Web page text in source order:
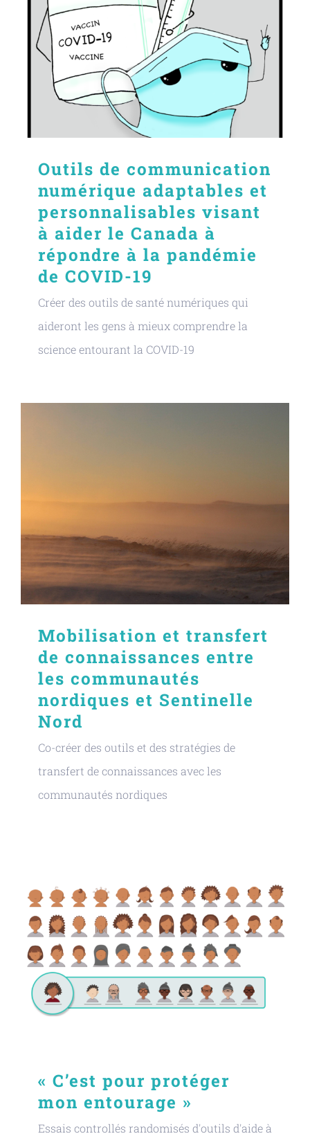
Outils de communication
numérique adaptables et
personnalisables visant
à aider le Canada à
répondre à la pandémie
de COVID-19
Créer des outils de santé numériques qui
aideront les gens à mieux comprendre la
science entourant la COVID-19
Mobilisation et transfert
de connaissances entre
les communautés
nordiques et Sentinelle
Nord
Co-créer des outils et des stratégies de
transfert de connaissances avec les
communautés nordiques
« C’est pour protéger
mon entourage »
Essais controllés randomisés d'outils d'aide à